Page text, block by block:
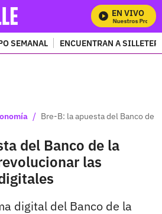
EN VIVO
Mira Todos Nuestros
SEMANAL ENCUENTRAN A
/ Bre-B: la apuesta del Banco de
del Banco de la
las
digital del Banco de la